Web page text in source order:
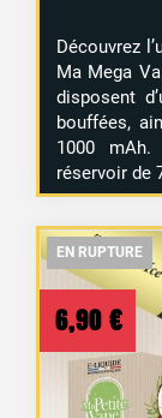
Découvrez
Ma Mega
disposent
bouffées,
1000
réservoir de
EN RUPTURE
EN RUPTURE
6,90 €
EN RUPTURE